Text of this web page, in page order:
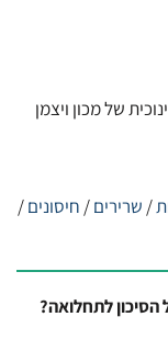
של מכון ויצמן
/ שרירים/ חיסונים/
לתחלואה?